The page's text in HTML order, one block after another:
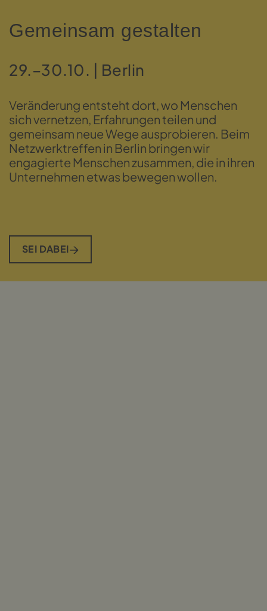
Gemeinsam gestalten
29.–30.10. | Berlin
Veränderung entsteht dort, wo Menschen
sich vernetzen, Erfahrungen teilen und
gemeinsam neue Wege ausprobieren. Beim
Netzwerktreffen in Berlin bringen wir
engagierte Menschen zusammen, die in ihren
Unternehmen etwas bewegen wollen.
SEI DABEI